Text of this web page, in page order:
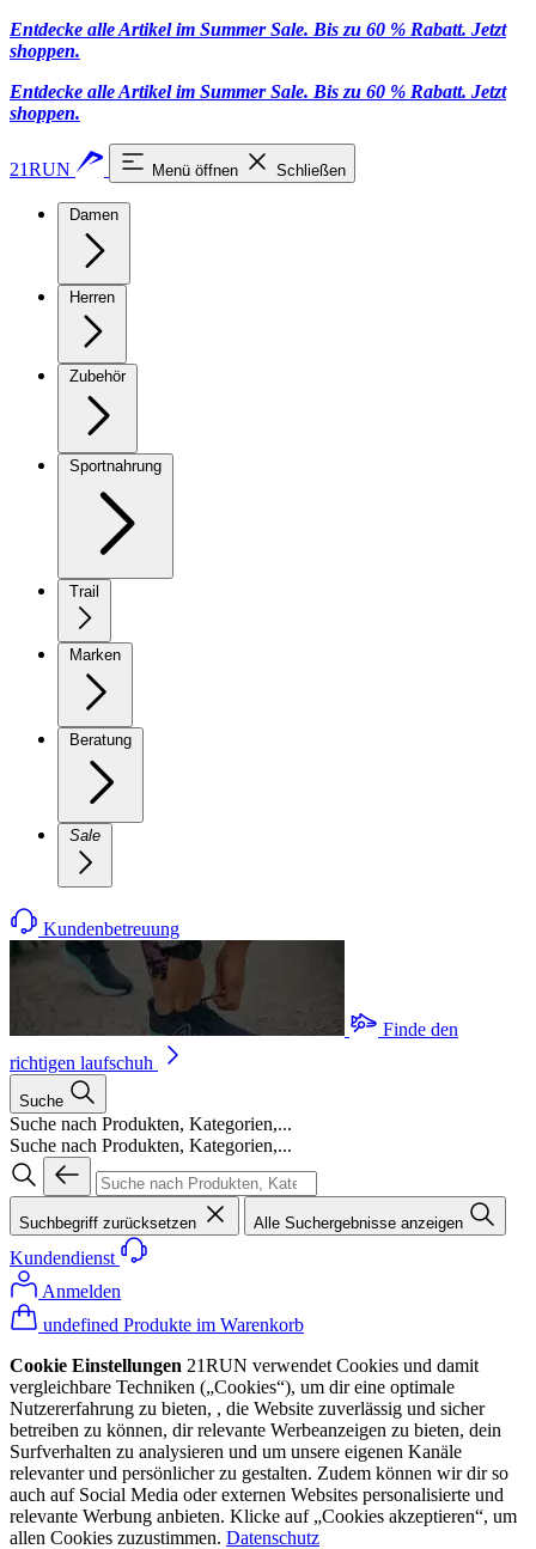
Entdecke alle Artikel im Summer Sale. Bis zu 60 % Rabatt. Jetzt
shoppen.
Entdecke alle Artikel im Summer Sale. Bis zu 60 % Rabatt. Jetzt
shoppen.
21RUN Menü öffnen Schließen
Damen
Herren
Zubehör
Sportnahrung
Trail
Marken
Beratung
Sale
Kundenbetreuung
Finde den
richtigen laufschuh
Suche
Suche nach Produkten, Kategorien,...
Suche nach Produkten, Kategorien,...
Suchbegriff zurücksetzen Alle Suchergebnisse anzeigen
Kundendienst
Anmelden
undefined Produkte im Warenkorb
Cookie Einstellungen 21RUN verwendet Cookies und damit
vergleichbare Techniken („Cookies“), um dir eine optimale
Nutzererfahrung zu bieten, , die Website zuverlässig und sicher
betreiben zu können, dir relevante Werbeanzeigen zu bieten, dein
Surfverhalten zu analysieren und um unsere eigenen Kanäle
relevanter und persönlicher zu gestalten. Zudem können wir dir so
auch auf Social Media oder externen Websites personalisierte und
relevante Werbung anbieten. Klicke auf „Cookies akzeptieren“, um
allen Cookies zuzustimmen. Datenschutz